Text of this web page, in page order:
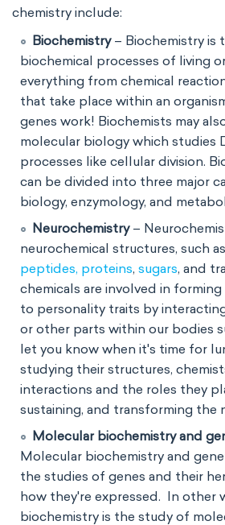
chemistry include:
Biochemistry– Biochemistry is
biochemical processes of living
everything from chemical
that take place within an
genes work! Biochemists may
molecular biology which studies
processes like cellular division.
can be divided into three major
biology, enzymology, and
Neurochemistry –
neurochemical structures, such
peptides, proteins, sugars, and
chemicals are involved in
to personality traits by
or other parts within our bodies
let you know when it's time for
studying their structures,
interactions and the roles they
sustaining, and transforming the
Molecular biochemistry and
Molecular biochemistry and
the studies of genes and their
how they're expressed. In other
biochemistry is the study of